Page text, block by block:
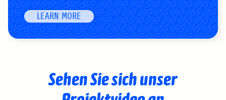
LEARN MORE
Sehen Sie sich unser